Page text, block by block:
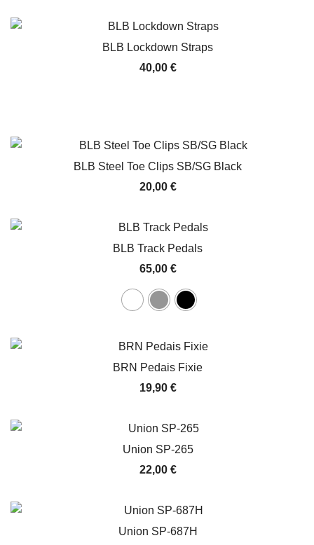
BLB Lockdown Straps
40,00 €
BLB Steel Toe Clips SB/SG Black
20,00 €
BLB Track Pedals
65,00 €
BRN Pedais Fixie
19,90 €
Union SP-265
22,00 €
Union SP-687H